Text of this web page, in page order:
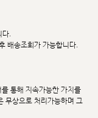
다.
배송조회가 가능합니다.
통해 지속가능한 가치를
무상으로 처리가능하며 그